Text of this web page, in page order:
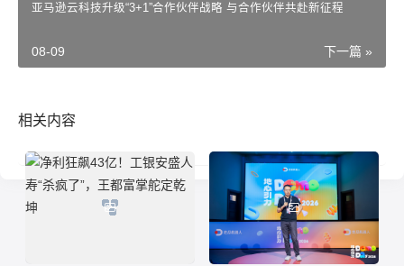
亚马逊云科技升级“3+1”合作伙伴战略 与合作伙伴共赴新征程
下一篇 »
08-09
相关内容